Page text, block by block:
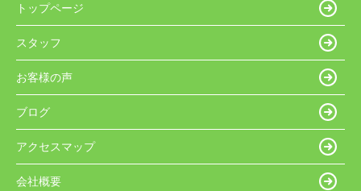
トップページ
スタッフ
お客様の声
ブログ
アクセスマップ
会社概要